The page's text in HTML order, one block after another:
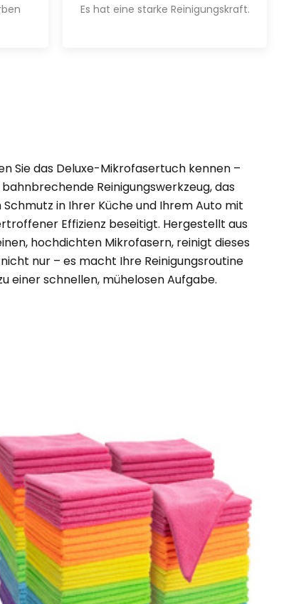
Es hat eine starke Reinigungskraft.
Sie das Deluxe-Mikrofasertuch kennen –
Reinigungswerkzeug, das
Schmutz in Ihrer Küche und Ihrem Auto mit
Effizienz beseitigt. Hergestellt aus
hochdichten Mikrofasern, reinigt dieses
nur – es macht Ihre Reinigungsroutine
einer schnellen, mühelosen Aufgabe.